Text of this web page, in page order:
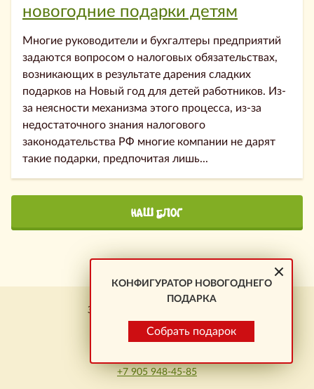
новогодние подарки детям
Многие руководители и бухгалтеры предприятий
задаются вопросом о налоговых обязательствах,
возникающих в результате дарения сладких
подарков на Новый год для детей работников. Из-
за неясности механизма этого процесса, из-за
недостаточного знания налогового
законодательства РФ многие компании не дарят
такие подарки, предпочитая лишь...
НАШ БЛОГ
КОНФИГУРАТОР НОВОГОДНЕГО
ПОДАРКА
Собрать подарок
Заказ подарков \ Новокузнецк
+7 923 464-01-23
+7 905 948-45-85